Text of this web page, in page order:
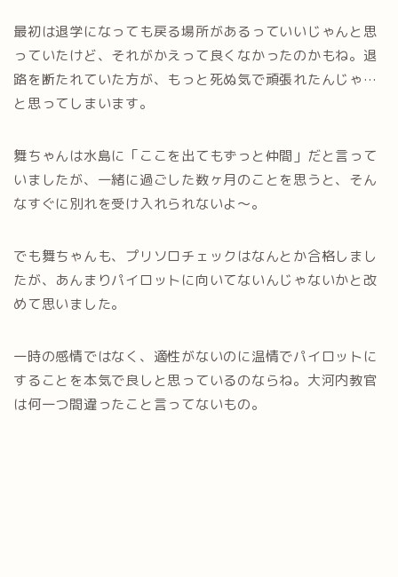
最初は退学になっても戻る場所があるっていいじゃんと思
っていたけど、それがかえって良くなかったのかもね。退
路を断たれていた方が、もっと死ぬ気で頑張れたんじゃ…
と思ってしまいます。
舞ちゃんは水島に「ここを出てもずっと仲間」だと言って
いましたが、一緒に過ごした数ヶ月のことを思うと、そん
なすぐに別れを受け入れられないよ～。
でも舞ちゃんも、プリソロチェックはなんとか合格しまし
たが、あんまりパイロットに向いてないんじゃないかと改
めて思いました。
一時の感情ではなく、適性がないのに温情でパイロットに
することを本気で良しと思っているのならね。大河内教官
は何一つ間違ったこと言ってないもの。